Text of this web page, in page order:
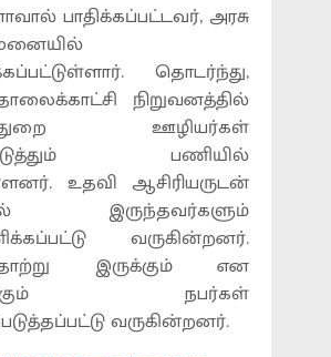
பாதிக்கப்பட்டவர், அரசு
தொடர்ந்து,
நிறுவனத்தில்
ஊழியர்கள்
பணியில்
உதவி ஆசிரியருடன்
இருந்தவர்களும்
வருகின்றனர்.
இருக்கும் என
நபர்கள்
வருகின்றனர்.